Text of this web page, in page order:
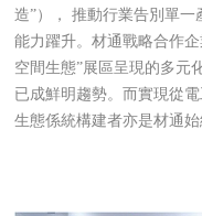
造”）， 推動行業告別單一
能力躍升。材通戰略合作
空間生態”展區呈現的多元
已成鮮明趨勢。而實現從
生態係統構建者亦是材通始